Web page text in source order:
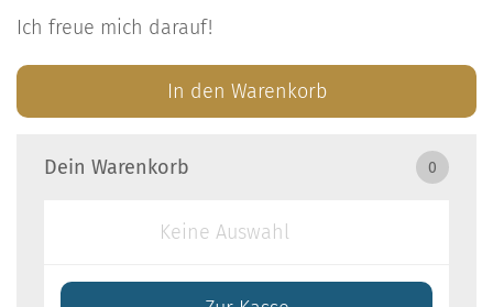
Ich freue mich darauf!
In den Warenkorb
Dein Warenkorb 0
Keine Auswahl